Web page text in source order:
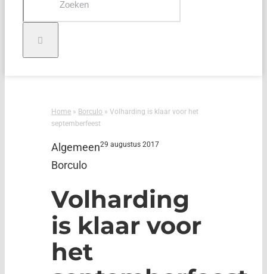
Home » Borculo »Volharding is klaar voor het
septemberfeest
Algemeen
Borculo
29 augustus 2017
Volharding
is klaar voor
het